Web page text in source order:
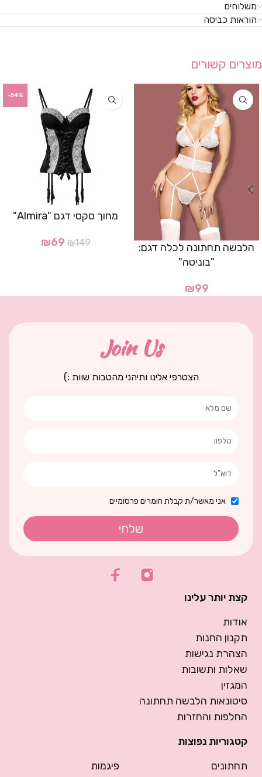
משלוחים
הוראות כביסה
מוצרים קשורים
הלבשה תחתונה לכלה דגם:
"בוניטה"
₪99
-54%
מחוך סקסי דגם "Almira"
₪149
₪69
Join Us
הצטרפי אלינו ותיהני מהטבות שוות :)
אני מאשר/ת קבלת חומרים פרסומיים
שלחי
קצת יותר עלינו
אודות
תקנון החנות
הצהרת נגישות
שאלות ותשובות
המגזין
סיטונאות הלבשה תחתונה
החלפות והחזרות
קטגוריות נפוצות
תחתונים
פיגמות